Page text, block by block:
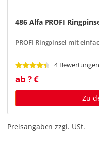
486 Alfa PROFI
PROFI Ringpinsel mit
4 Bewertungen
ab ? €
Zu
Preisangaben zzgl. USt.